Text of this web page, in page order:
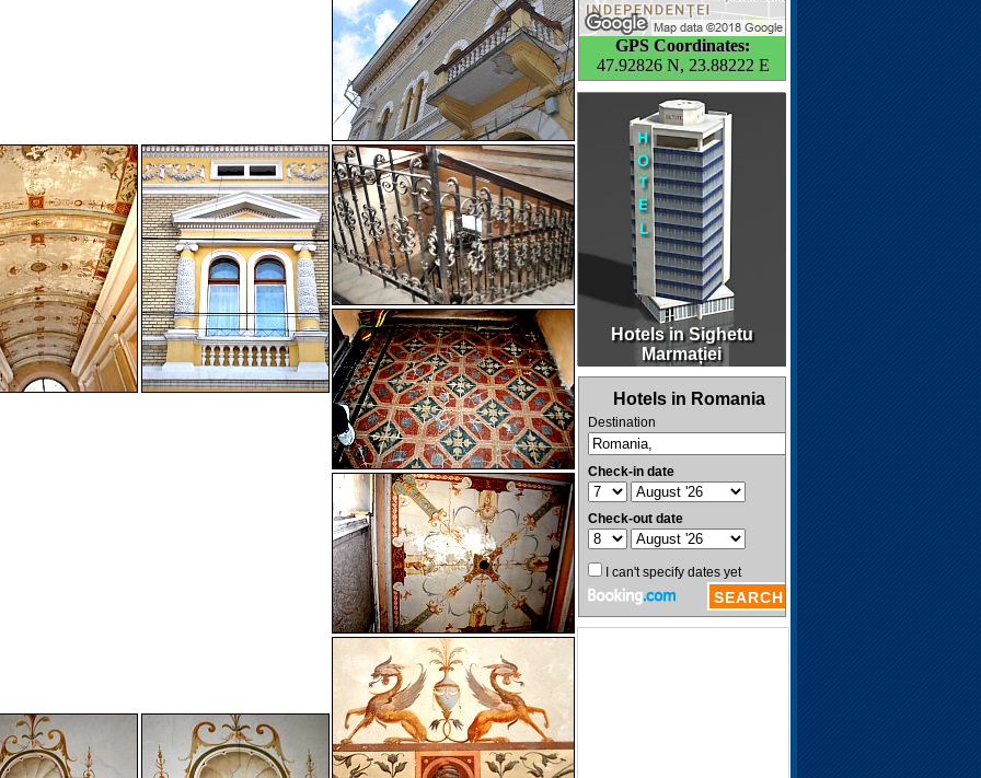
GPS Coordinates:
47.92826 N, 23.88222 E
Hotels in Sighetu
Marmației